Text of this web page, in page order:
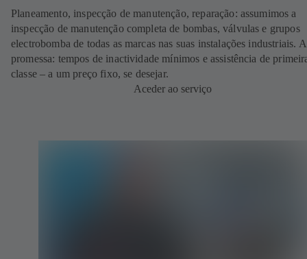
Planeamento, inspecção de manutenção, reparação: assumimos a
inspecção de manutenção completa de bombas, válvulas e grupos
electrobomba de todas as marcas nas suas instalações industriais.
promessa: tempos de inactividade mínimos e assistência de
classe – a um preço fixo, se desejar.
Aceder ao serviço